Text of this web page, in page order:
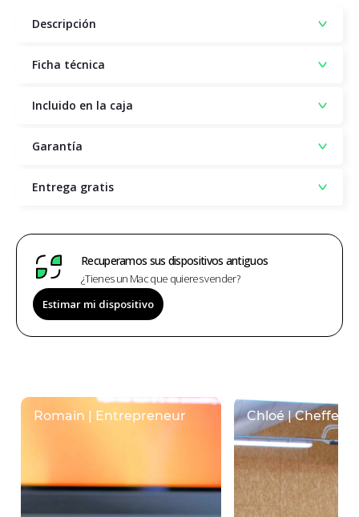
Descripción
Ficha técnica
Incluido en la caja
Garantía
Entrega gratis
Recuperamos sus dispositivos antiguos
¿Tienes un Mac que quieres vender?
Estimar mi dispositivo